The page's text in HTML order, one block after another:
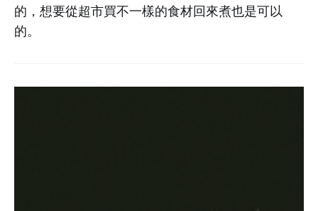
的，想要從超市買不一樣的食材回來煮也是可以
的。